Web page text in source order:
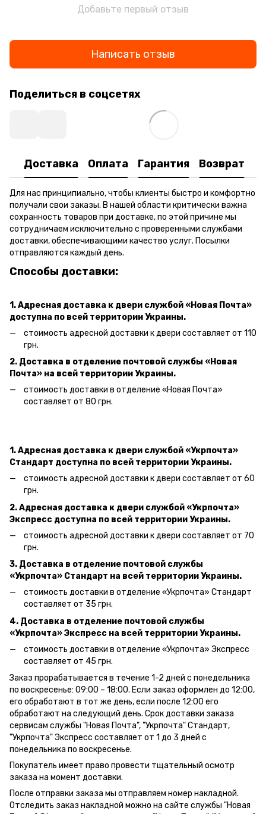
Добавьте первый отзыв
Написать отзыв
Поделиться в соцсетях
Доставка Оплата Гарантия Возврат
Для нас принципиально, чтобы клиенты быстро и комфортно
получали свои заказы. В нашей области критически важна
сохранность товаров при доставке, по этой причине мы
сотрудничаем исключительно с проверенными службами
доставки, обеспечивающими качество услуг. Посылки
отправляются каждый день.
Способы доставки:
1. Адресная доставка к двери службой «Новая Почта»
доступна по всей территории Украины.
стоимость адресной доставки к двери составляет от 110
грн.
2. Доставка в отделение почтовой службы «Новая
Почта» на всей территории Украины.
стоимость доставки в отделение «Новая Почта»
составляет от 80 грн.
1. Адресная доставка к двери службой «Укрпочта»
Стандарт доступна по всей территории Украины.
стоимость адресной доставки к двери составляет от 60
грн.
2. Адресная доставка к двери службой «Укрпочта»
Экспресс доступна по всей территории Украины.
стоимость адресной доставки к двери составляет от 70
грн.
3. Доставка в отделение почтовой службы
«Укрпочта» Стандарт на всей территории Украины.
стоимость доставки в отделение «Укрпочта» Стандарт
составляет от 35 грн.
4. Доставка в отделение почтовой службы
«Укрпочта» Экспресс на всей территории Украины.
стоимость доставки в отделение «Укрпочта» Экспресс
составляет от 45 грн.
Заказ прорабатывается в течение 1-2 дней с понедельника
по воскресенье: 09:00 – 18:00. Если заказ оформлен до 12:00,
его обработают в тот же день, если после 12:00 его
обработают на следующий день. Срок доставки заказа
сервисам службы "Новая Почта", "Укрпочта" Стандарт,
"Укрпочта" Экспресс составляет от 1 до 3 дней с
понедельника по воскресенье.
Покупатель имеет право провести тщательный осмотр
заказа на момент доставки.
После отправки заказа мы отправляем номер накладной.
Отследить заказ накладной можно на сайте службы "Новая